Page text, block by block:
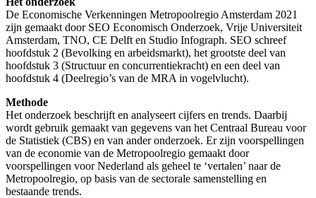
De Economische Verkenningen Metropoolregio Amsterdam 2021
zijn gemaakt door SEO Economisch Onderzoek, Vrije Universiteit
Amsterdam, TNO, CE Delft en Studio Infograph. SEO schreef
hoofdstuk 2 (Bevolking en arbeidsmarkt), het grootste deel van
hoofdstuk 3 (Structuur en concurrentiekracht) en een deel van
hoofdstuk 4 (Deelregio’s van de MRA in vogelvlucht).
Methode
Het onderzoek beschrijft en analyseert cijfers en trends. Daarbij
wordt gebruik gemaakt van gegevens van het Centraal Bureau voor
de Statistiek (CBS) en van ander onderzoek. Er zijn voorspellingen
van de economie van de Metropoolregio gemaakt door
voorspellingen voor Nederland als geheel te ‘vertalen’ naar de
Metropoolregio, op basis van de sectorale samenstelling en
bestaande trends.